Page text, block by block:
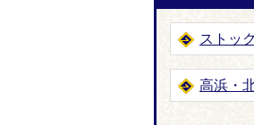
ストッ
高浜・